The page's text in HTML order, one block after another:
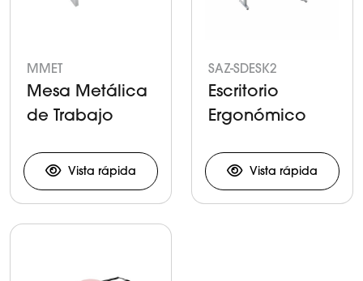
MMET
Mesa Metálica
de Trabajo
Vista rápida
SAZ-SDESK2
Escritorio
Ergonómico
Vista rápida